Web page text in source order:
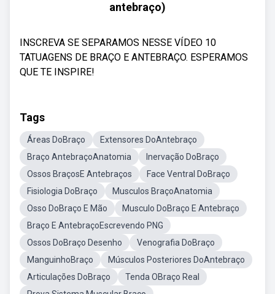
antebraço)
INSCREVA SE SEPARAMOS NESSE VÍDEO 10
TATUAGENS DE BRAÇO E ANTEBRAÇO. ESPERAMOS
QUE TE INSPIRE!
Tags
Áreas DoBraço
Extensores DoAntebraço
Braço AntebraçoAnatomia
Inervação DoBraço
Ossos BraçosE Antebraços
Face Ventral DoBraço
Fisiologia DoBraço
Musculos BraçoAnatomia
Osso DoBraço E Mão
Musculo DoBraço E Antebraço
Braço E AntebraçoEscrevendo PNG
Ossos DoBraço Desenho
Venografia DoBraço
ManguinhoBraço
Músculos Posteriores DoAntebraço
Articulações DoBraço
Tenda OBraço Real